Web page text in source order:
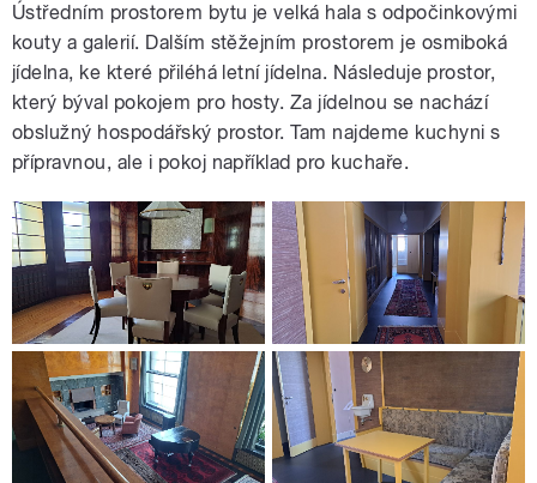
Ústředním prostorem bytu je velká hala s odpočinkovými
kouty a galerií. Dalším stěžejním prostorem je osmiboká
jídelna, ke které přiléhá letní jídelna. Následuje prostor,
který býval pokojem pro hosty. Za jídelnou se nachází
obslužný hospodářský prostor. Tam najdeme kuchyni s
přípravnou, ale i pokoj například pro kuchaře.